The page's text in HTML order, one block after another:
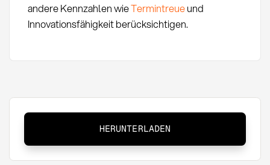
andere Kennzahlen wieTermintreueund
Innovationsfähigkeit berücksichtigen.
Yield
HERUNTERLADEN